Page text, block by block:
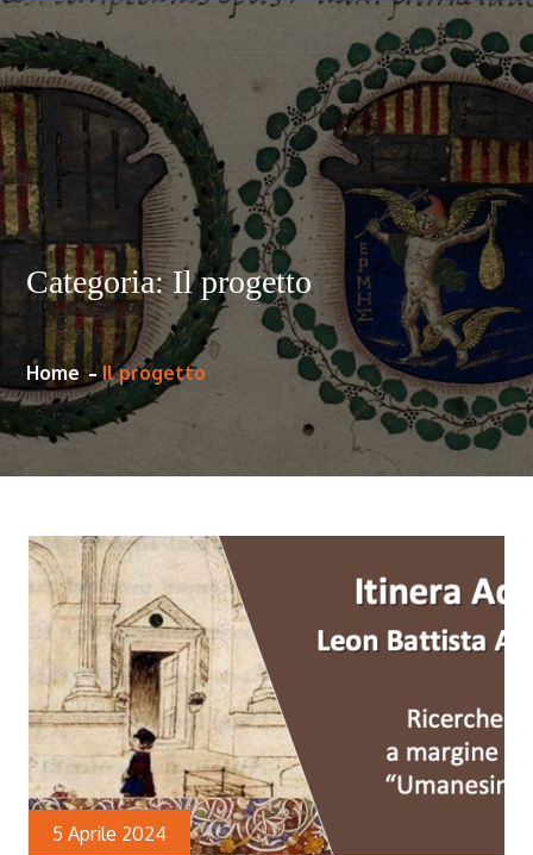
OCCIDENTE
NELL'UMANESIMO
EUROPEO
Categoria:Il progetto
Home Il progetto
5 Aprile 2024